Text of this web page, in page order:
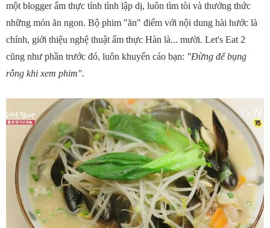
một blogger ẩm thực tính tình lập dị, luôn tìm tòi và thưởng thức
những món ăn ngon. Bộ phim "ăn" điểm với nội dung hài hước là
chính, giới thiệu nghệ thuật ẩm thực Hàn là... mười. Let's Eat 2
cũng như phần trước đó, luôn khuyến cáo bạn: "Đừng để bụng
rỗng khi xem phim".